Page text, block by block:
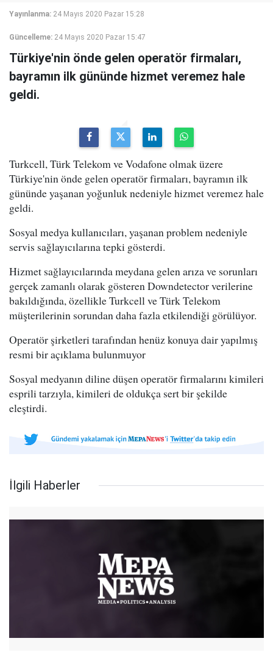
Yayınlanma: 24 Mayıs 2020 Pazar 15:28
Güncelleme: 24 Mayıs 2020 Pazar 15:47
Türkiye'nin önde gelen operatör firmaları,
bayramın ilk gününde hizmet veremez hale
geldi.
Turkcell, Türk Telekom ve Vodafone olmak üzere
Türkiye'nin önde gelen operatör firmaları, bayramın ilk
gününde yaşanan yoğunluk nedeniyle hizmet veremez hale
geldi.
Sosyal medya kullanıcıları, yaşanan problem nedeniyle
servis sağlayıcılarına tepki gösterdi.
Hizmet sağlayıcılarında meydana gelen arıza ve sorunları
gerçek zamanlı olarak gösteren Downdetector verilerine
bakıldığında, özellikle Turkcell ve Türk Telekom
müşterilerinin sorundan daha fazla etkilendiği görülüyor.
Operatör şirketleri tarafından henüz konuya dair yapılmış
resmi bir açıklama bulunmuyor
Sosyal medyanın diline düşen operatör firmalarını kimileri
esprili tarzıyla, kimileri de oldukça sert bir şekilde
eleştirdi.
İlgili Haberler